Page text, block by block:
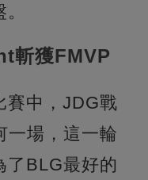
斬獲FMVP
賽中，JDG戰
一場，這一輪
了BLG最好的